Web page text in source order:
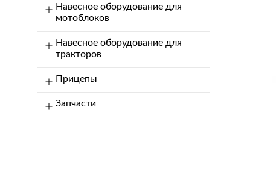
Навесное оборудование для
мотоблоков
Навесное оборудование для
тракторов
Прицепы
Запчасти